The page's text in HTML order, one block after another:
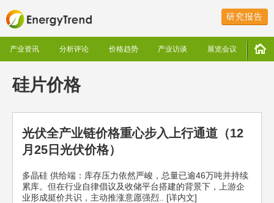
研究报告
产业资讯 分析评论 价格趋势 产业访谈 展览会议
硅片价格
光伏全产业链价格重心步入上行通道（12
月25日光伏价格）
多晶硅 供给端：库存压力依然严峻，总量已逾46万吨并持续
累库。但在行业自律倡议及收储平台搭建的背景下，上游企
业形成挺价共识，主动推涨意愿强烈.. [详内文]